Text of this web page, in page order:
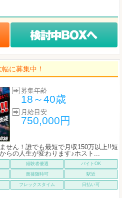
に募集中！
募集年齢
18～40歳
月給目安
750,000円
せん！誰でも最短で月収150万以上!!短
らの人生が変わります♪ホスト...
経験者優遇 バイトOK
面接随時可 駅近
フレックスタイム 日払い可